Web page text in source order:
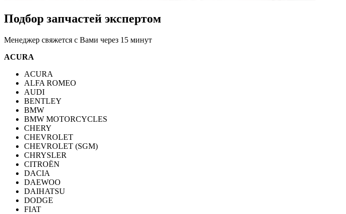
Подбор запчастей экспертом
Менеджер свяжется с Вами через 15 минут
ACURA
ACURA
ALFA ROMEO
AUDI
BENTLEY
BMW
BMW MOTORCYCLES
CHERY
CHEVROLET
CHEVROLET (SGM)
CHRYSLER
CITROËN
DACIA
DAEWOO
DAIHATSU
DODGE
FIAT